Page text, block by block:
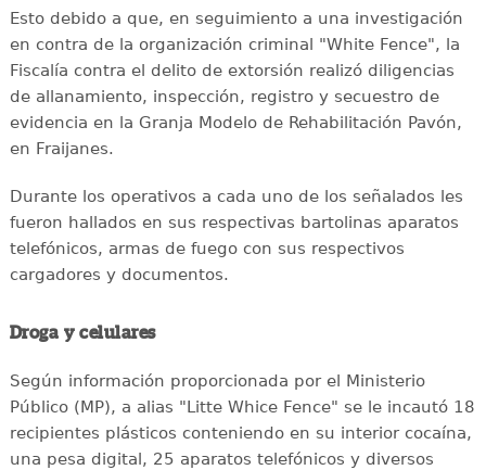
Esto debido a que, en seguimiento a una investigación
en contra de la organización criminal "White Fence", la
Fiscalía contra el delito de extorsión realizó diligencias
de allanamiento, inspección, registro y secuestro de
evidencia en la Granja Modelo de Rehabilitación Pavón,
en Fraijanes.
Durante los operativos a cada uno de los señalados les
fueron hallados en sus respectivas bartolinas aparatos
telefónicos, armas de fuego con sus respectivos
cargadores y documentos.
Droga y celulares
Según información proporcionada por el Ministerio
Público (MP), a alias "Litte Whice Fence" se le incautó 18
recipientes plásticos conteniendo en su interior cocaína,
una pesa digital, 25 aparatos telefónicos y diversos